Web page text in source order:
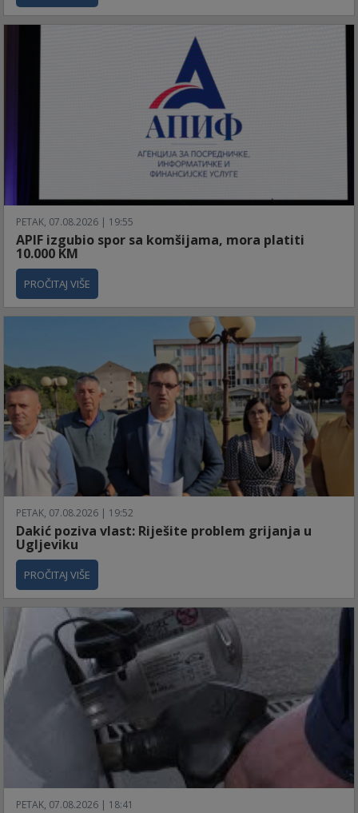
PETAK, 07.08.2026 | 19:55
APIF izgubio spor sa komšijama, mora platiti
10.000 KM
PROČITAJ VIŠE
PETAK, 07.08.2026 | 19:52
Dakić poziva vlast: Riješite problem grijanja u
Ugljeviku
PROČITAJ VIŠE
PETAK, 07.08.2026 | 18:41